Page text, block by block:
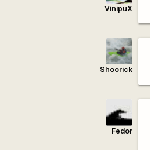
VinipuX
Shoorick
Fedor